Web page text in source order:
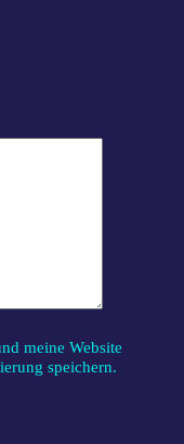
meine Website
speichern.